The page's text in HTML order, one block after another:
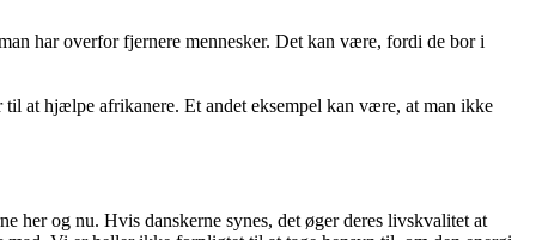
har overfor fjernere mennesker. Det kan være, fordi de bor i
til at hjælpe afrikanere. Et andet eksempel kan være, at man ikke
her og nu. Hvis danskerne synes, det øger deres livskvalitet at